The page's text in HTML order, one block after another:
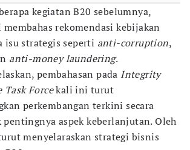
kegiatan B20 sebelumnya,
rekomendasi kebijakan
isu strategis seperti anti-corruption,
anti-money laundering.
pembahasan pada Integrity
Task Forcekali ini turut
perkembangan terkini secara
aspek keberlanjutan. Oleh
menyelaraskan strategi bisnis